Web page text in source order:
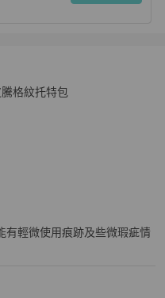
紋托特包商品詳情與購買
格紋托特包
有輕微使用痕跡及些微瑕疵情